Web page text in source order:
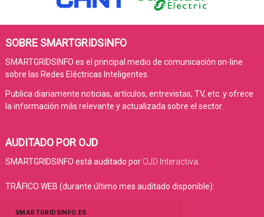
SOBRE SMARTGRIDSINFO
SMARTGRIDSINFO es el principal medio de comunicación on-line
sobre las Redes Eléctricas Inteligentes.
Publica diariamente noticias, artículos, entrevistas, TV, etc. y ofrece
la información más relevante y actualizada sobre el sector.
AUDITADO POR OJD
SMARTGRIDSINFO está auditado por OJD Interactiva
TRÁFICO WEB (durante último mes auditado disponible):